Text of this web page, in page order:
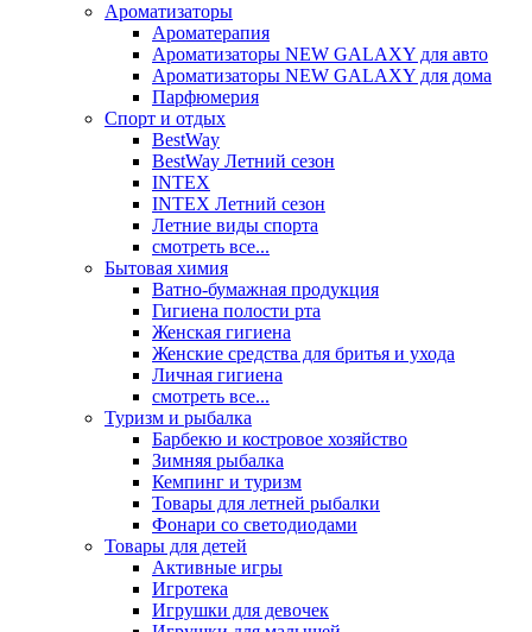
Ароматизаторы
Ароматерапия
Ароматизаторы NEW GALAXY для авто
Ароматизаторы NEW GALAXY для дома
Парфюмерия
Спорт и отдых
BestWay
BestWay Летний сезон
INTEX
INTEX Летний сезон
Летние виды спорта
смотреть все...
Бытовая химия
Ватно-бумажная продукция
Гигиена полости рта
Женская гигиена
Женские средства для бритья и ухода
Личная гигиена
смотреть все...
Туризм и рыбалка
Барбекю и костровое хозяйство
Зимняя рыбалка
Кемпинг и туризм
Товары для летней рыбалки
Фонари со светодиодами
Товары для детей
Активные игры
Игротека
Игрушки для девочек